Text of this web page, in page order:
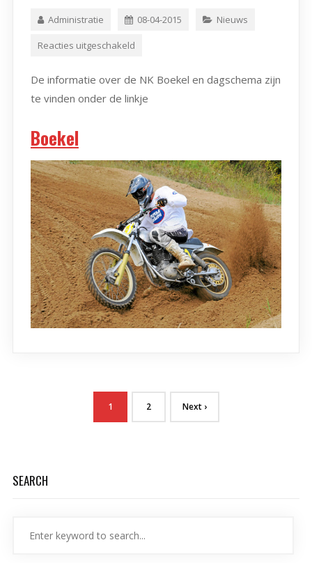
Administratie 08-04-2015 Nieuws
Reacties uitgeschakeld
De informatie over de NK Boekel en dagschema zijn
te vinden onder de linkje
Boekel
1 2 Next ›
SEARCH